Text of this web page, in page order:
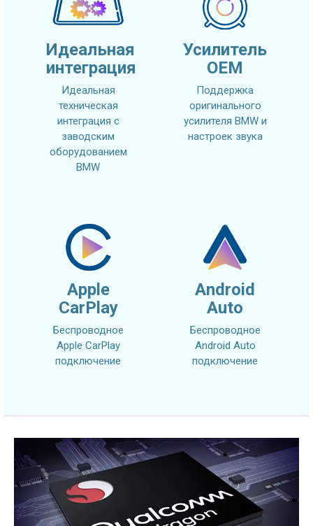
Идеальная
интеграция
Идеальная
техническая
интеграция с
заводским
оборудованием
BMW
Усилитель
OEM
Поддержка
оригинального
усилителя BMW и
настроек звука
Apple
CarPlay
Беспроводное
Apple CarPlay
подключение
Android
Auto
Беспроводное
Android Auto
подключение